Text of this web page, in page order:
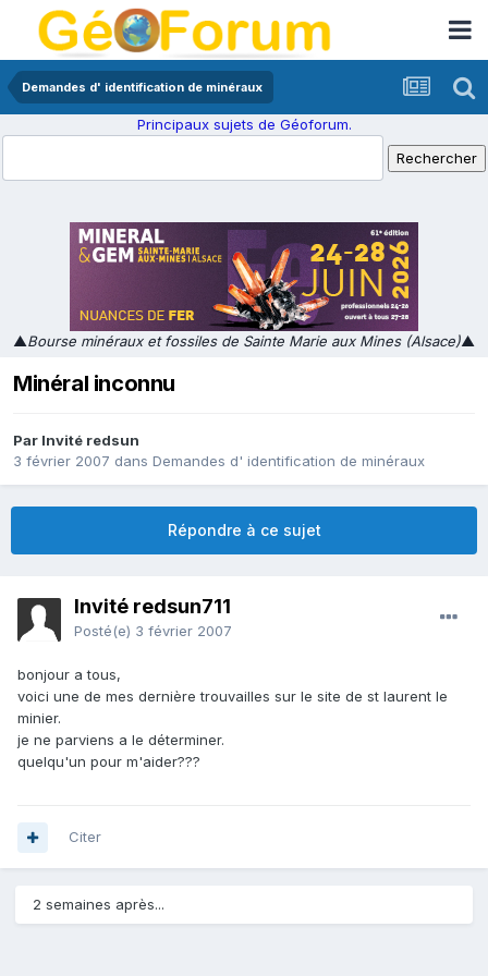
Demandes d' identification de minéraux
Principaux sujets de Géoforum.
▲Bourse minéraux et fossiles de Sainte Marie aux Mines (Alsace)▲
Minéral inconnu
Par Invité redsun
3 février 2007 dans Demandes d' identification de minéraux
Répondre à ce sujet
Invité redsun711
Posté(e) 3 février 2007
bonjour a tous,
voici une de mes dernière trouvailles sur le site de st laurent le
minier.
je ne parviens a le déterminer.
quelqu'un pour m'aider???
Citer
2 semaines après...